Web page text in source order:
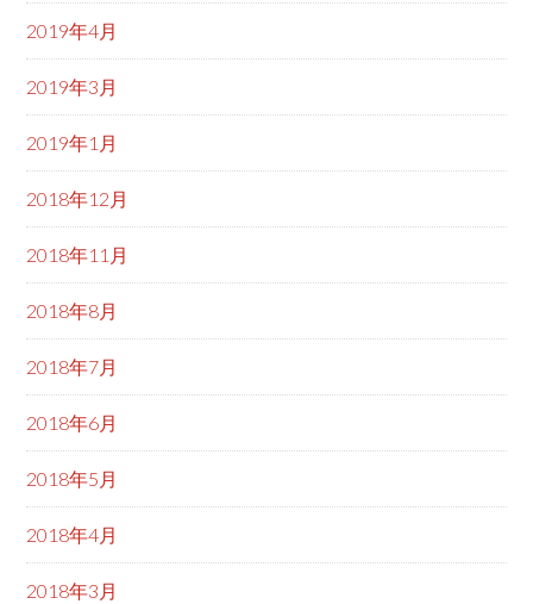
2019年4月
2019年3月
2019年1月
2018年12月
2018年11月
2018年8月
2018年7月
2018年6月
2018年5月
2018年4月
2018年3月